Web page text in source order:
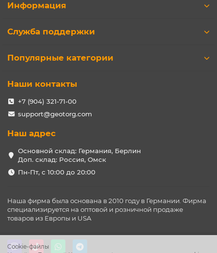
Cookie-файлы
Информация
Служба поддержки
Популярные категории
Наши контакты
+7 (904) 321-71-00
support@geotorg.com
Наш адрес
Основной склад: Германия, Берлин
Доп. склад: Россия, Омск
Пн-Пт, с 10:00 до 20:00
Наша фирма была основана в 2010 году в Германии. Фирма
специализируется на оптовой и розничной продаже
товаров из Европы и USA